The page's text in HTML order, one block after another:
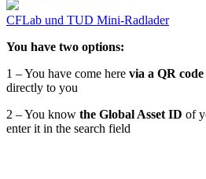
CFLab und TUD Mini-Radlader
You have two options:
1 – You have come here via a QR code
directly to you
2 – You know the Global Asset ID of
enter it in the search field